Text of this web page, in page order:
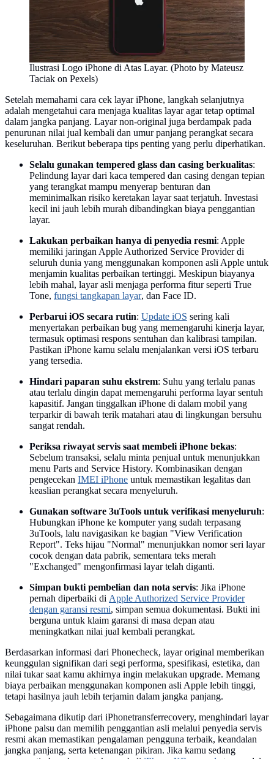
Ilustrasi Logo iPhone di Atas Layar. (Photo by Mateusz
Taciak on Pexels)
Setelah memahami cara cek layar iPhone, langkah selanjutnya
adalah mengetahui cara menjaga kualitas layar agar tetap optimal
dalam jangka panjang. Layar non-original juga berdampak pada
penurunan nilai jual kembali dan umur panjang perangkat secara
keseluruhan. Berikut beberapa tips penting yang perlu diperhatikan.
Selalu gunakan tempered glass dan casing berkualitas:
Pelindung layar dari kaca tempered dan casing dengan tepian
yang terangkat mampu menyerap benturan dan
meminimalkan risiko keretakan layar saat terjatuh. Investasi
kecil ini jauh lebih murah dibandingkan biaya penggantian
layar.
Lakukan perbaikan hanya di penyedia resmi: Apple
memiliki jaringan Apple Authorized Service Provider di
seluruh dunia yang menggunakan komponen asli Apple untuk
menjamin kualitas perbaikan tertinggi. Meskipun biayanya
lebih mahal, layar asli menjaga performa fitur seperti True
Tone, fungsi tangkapan layar, dan Face ID.
Perbarui iOS secara rutin: Update iOS sering kali
menyertakan perbaikan bug yang memengaruhi kinerja layar,
termasuk optimasi respons sentuhan dan kalibrasi tampilan.
Pastikan iPhone kamu selalu menjalankan versi iOS terbaru
yang tersedia.
Hindari paparan suhu ekstrem: Suhu yang terlalu panas
atau terlalu dingin dapat memengaruhi performa layar sentuh
kapasitif. Jangan tinggalkan iPhone di dalam mobil yang
terparkir di bawah terik matahari atau di lingkungan bersuhu
sangat rendah.
Periksa riwayat servis saat membeli iPhone bekas:
Sebelum transaksi, selalu minta penjual untuk menunjukkan
menu Parts and Service History. Kombinasikan dengan
pengecekan IMEI iPhone untuk memastikan legalitas dan
keaslian perangkat secara menyeluruh.
Gunakan software 3uTools untuk verifikasi menyeluruh:
Hubungkan iPhone ke komputer yang sudah terpasang
3uTools, lalu navigasikan ke bagian "View Verification
Report". Teks hijau "Normal" menunjukkan nomor seri layar
cocok dengan data pabrik, sementara teks merah
"Exchanged" mengonfirmasi layar telah diganti.
Simpan bukti pembelian dan nota servis: Jika iPhone
pernah diperbaiki di Apple Authorized Service Provider
dengan garansi resmi, simpan semua dokumentasi. Bukti ini
berguna untuk klaim garansi di masa depan atau
meningkatkan nilai jual kembali perangkat.
Berdasarkan informasi dari Phonecheck, layar original memberikan
keunggulan signifikan dari segi performa, spesifikasi, estetika, dan
nilai tukar saat kamu akhirnya ingin melakukan upgrade. Memang
biaya perbaikan menggunakan komponen asli Apple lebih tinggi,
tetapi hasilnya jauh lebih terjamin dalam jangka panjang.
Sebagaimana dikutip dari iPhonetransferrecovery, menghindari layar
iPhone palsu dan memilih penggantian asli melalui penyedia servis
resmi akan memastikan pengalaman pengguna terbaik, keandalan
jangka panjang, serta ketenangan pikiran. Jika kamu sedang